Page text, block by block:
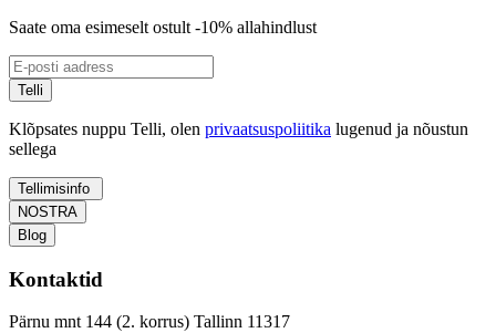
Saate oma esimeselt ostult -10% allahindlust
Telli
Klõpsates nuppu Telli, olen privaatsuspoliitika lugenud ja nõustun
sellega
Tellimisinfo
NOSTRA
Blog
Kontaktid
Pärnu mnt 144 (2. korrus) Tallinn 11317